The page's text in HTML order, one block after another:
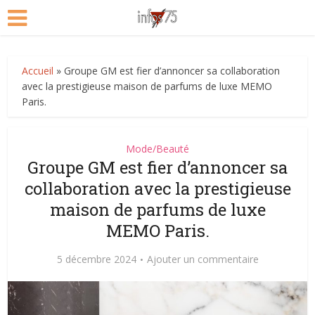
Accueil »Groupe GM est fier d’annoncer sa collaboration
avec la prestigieuse maison de parfums de luxe MEMO
Paris.
Mode/Beauté
Groupe GM est fier d’annoncer sa
collaboration avec la prestigieuse
maison de parfums de luxe
MEMO Paris.
5 décembre 2024 Ajouter un commentaire